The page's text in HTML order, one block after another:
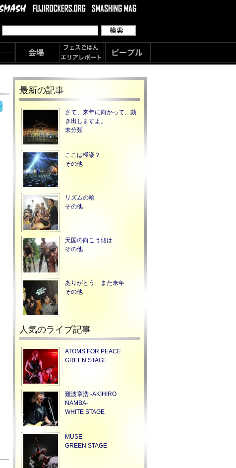
最新の記事
さて、来年に向かって、動
き出しますよ。
未分類
ここは極楽？
その他
リズムの輪
その他
天国の向こう側は…
その他
ありがとう また来年
その他
人気のライブ記事
ATOMS FOR PEACE
GREEN STAGE
難波章浩 -AKIHIRO
NAMBA-
WHITE STAGE
MUSE
GREEN STAGE